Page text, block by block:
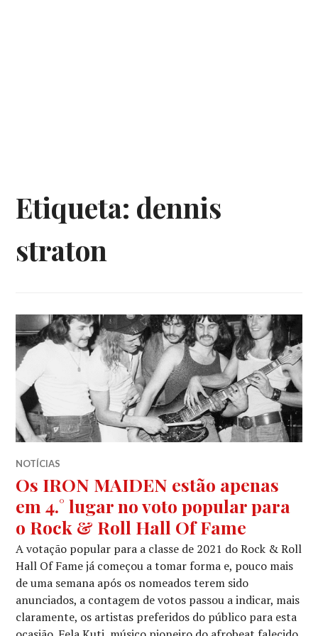
Etiqueta: dennis
straton
NOTÍCIAS
Os IRON MAIDEN estão apenas
em 4.° lugar no voto popular para
o Rock & Roll Hall Of Fame
A votação popular para a classe de 2021 do Rock & Roll
Hall Of Fame já começou a tomar forma e, pouco mais
de uma semana após os nomeados terem sido
anunciados, a contagem de votos passou a indicar, mais
claramente, os artistas preferidos do público para esta